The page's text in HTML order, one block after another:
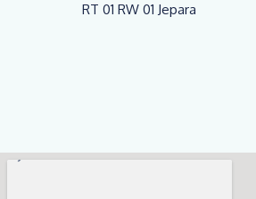
RT 01 RW 01 Jepara